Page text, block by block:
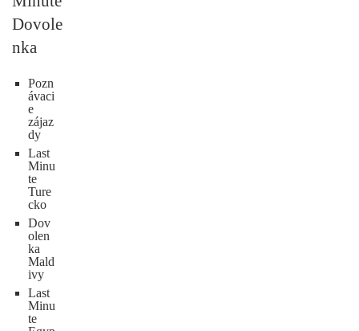
Dovole
nka
Pozn
ávaci
e
zájaz
dy
Last
Minu
te
Ture
cko
Dov
olen
ka
Mald
ivy
Last
Minu
te